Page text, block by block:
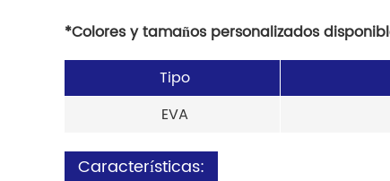
*Colores y tamaños personalizados
Tipo
EVA
Características: